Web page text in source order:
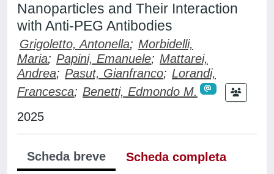
Nanoparticles and Their Interaction
with Anti-PEG Antibodies
Grigoletto, Antonella; Morbidelli,
Maria; Papini, Emanuele; Mattarei,
Andrea; Pasut, Gianfranco; Lorandi,
Francesca; Benetti, Edmondo M.
2025
Scheda breve
Scheda completa